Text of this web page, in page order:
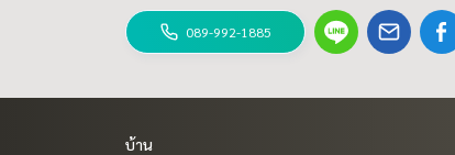
089-992-1885
บ้าน